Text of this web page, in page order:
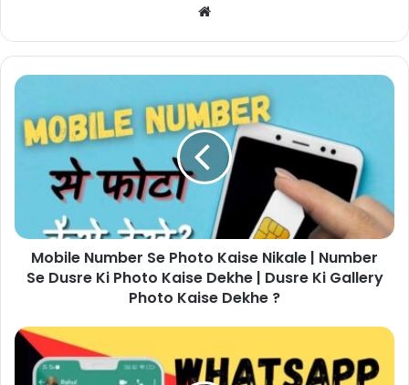
Website
Mobile Number Se Photo Kaise Nikale | Number
Se Dusre Ki Photo Kaise Dekhe | Dusre Ki Gallery
Photo Kaise Dekhe ?